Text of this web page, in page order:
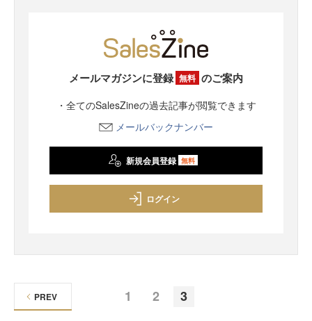
メールマガジンに登録 無料 のご案内
・全てのSalesZineの過去記事が閲覧できます
メールバックナンバー
新規会員登録 無料
ログイン
1 2 3
PREV